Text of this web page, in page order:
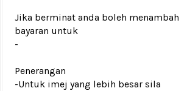
Jika berminat anda boleh menambah
bayaran untuk
-
Penerangan
-Untuk imej yang lebih besar sila